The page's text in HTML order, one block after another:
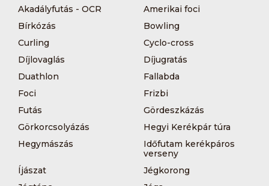
Akadályfutás - OCR
Amerikai foci
Bírkózás
Bowling
Curling
Cyclo-cross
Díjlovaglás
Díjugratás
Duathlon
Fallabda
Foci
Frizbi
Futás
Gördeszkázás
Görkorcsolyázás
Hegyi Kerékpár túra
Hegymászás
Időfutam kerékpáros
verseny
Íjászat
Jégkorong